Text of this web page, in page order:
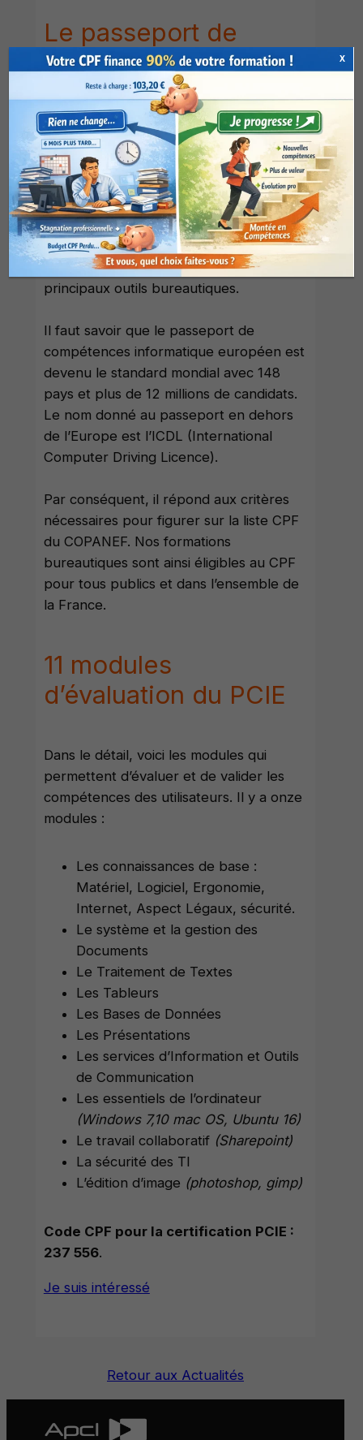
Le passeport de
compétences
informatique
européen (PCIE)
Le passeport de compétences
informatique européen (PCIE) est un
certificat d’aptitude qui atteste que le
titulaire a les connaissances de base
pour utiliser un ordinateur ainsi que les
principaux outils bureautiques.
Il faut savoir que le passeport de
compétences informatique européen est
devenu le standard mondial avec 148
pays et plus de 12 millions de candidats.
Le nom donné au passeport en dehors
de l’Europe est l’ICDL (International
Computer Driving Licence).
Par conséquent, il répond aux critères
nécessaires pour figurer sur la liste CPF
du COPANEF. Nos formations
bureautiques sont ainsi éligibles au CPF
pour tous publics et dans l’ensemble de
la France.
11 modules
d’évaluation du PCIE
Dans le détail, voici les modules qui
permettent d’évaluer et de valider les
compétences des utilisateurs. Il y a onze
modules :
Les connaissances de base :
Matériel, Logiciel, Ergonomie,
Internet, Aspect Légaux, sécurité.
Le système et la gestion des
Documents
Le Traitement de Textes
Les Tableurs
Les Bases de Données
Les Présentations
Les services d’Information et Outils
de Communication
Les essentiels de l’ordinateur
(Windows 7,10 mac OS, Ubuntu 16)
Le travail collaboratif (Sharepoint)
La sécurité des TI
L’édition d’image (photoshop, gimp)
Code CPF pour la certification PCIE :
237 556.
Je suis intéressé
Retour aux Actualités
X